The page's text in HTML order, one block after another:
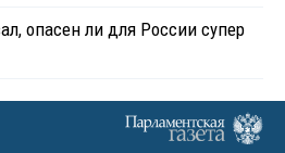
опасен ли для России супер